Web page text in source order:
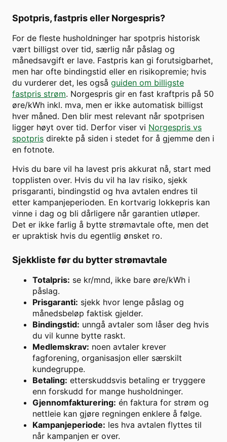
Spotpris, fastpris eller Norgespris?
For de fleste husholdninger har spotpris historisk
vært billigst over tid, særlig når påslag og
månedsavgift er lave. Fastpris kan gi forutsigbarhet,
men har ofte bindingstid eller en risikopremie; hvis
du vurderer det, les også guiden om billigste
fastpris strøm. Norgespris gir en fast kraftpris på 50
øre/kWh inkl. mva, men er ikke automatisk billigst
hver måned. Den blir mest relevant når spotprisen
ligger høyt over tid. Derfor viser vi Norgespris vs
spotpris direkte på siden i stedet for å gjemme den i
en fotnote.
Hvis du bare vil ha lavest pris akkurat nå, start med
topplisten over. Hvis du vil ha lav risiko, sjekk
prisgaranti, bindingstid og hva avtalen endres til
etter kampanjeperioden. En kortvarig lokkepris kan
vinne i dag og bli dårligere når garantien utløper.
Det er ikke farlig å bytte strømavtale ofte, men det
er upraktisk hvis du egentlig ønsket ro.
Sjekkliste før du bytter strømavtale
Totalpris: se kr/mnd, ikke bare øre/kWh i
påslag.
Prisgaranti: sjekk hvor lenge påslag og
månedsbeløp faktisk gjelder.
Bindingstid: unngå avtaler som låser deg hvis
du vil kunne bytte raskt.
Medlemskrav: noen avtaler krever
fagforening, organisasjon eller særskilt
kundegruppe.
Betaling: etterskuddsvis betaling er tryggere
enn forskudd for mange husholdninger.
Gjennomfakturering: én faktura for strøm og
nettleie kan gjøre regningen enklere å følge.
Kampanjeperiode: les hva avtalen flyttes til
når kampanjen er over.